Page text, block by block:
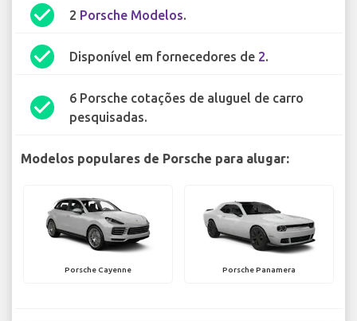
check_circle 2 Porsche Modelos.
check_circle Disponível em fornecedores de 2.
check_circle
6 Porsche cotações de aluguel de carro
pesquisadas.
Modelos populares de Porsche para alugar:
Porsche Cayenne Porsche Panamera